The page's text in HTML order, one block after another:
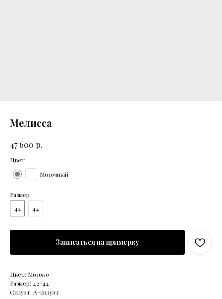
Мелисса
47 600 р.
Цвет
Молочный
Размер
42
44
Записаться на примерку
Цвет: Молоко
Размер: 42-44
Силуэт: А-силуэт